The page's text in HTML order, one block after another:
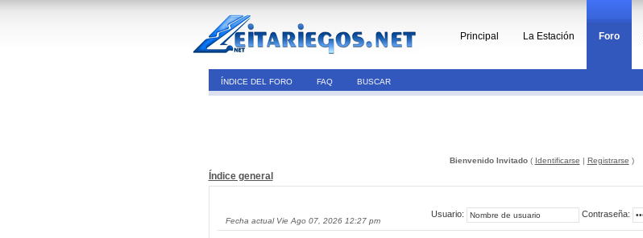
Principal La Estación Foro
ÍNDICE DEL FORO FAQ BUSCAR
Bienvenido Invitado( Identificarse | Registrarse )
Índice general
Fecha actual Vie Ago 07, 2026 12:27 pm
Usuario: Contraseña: